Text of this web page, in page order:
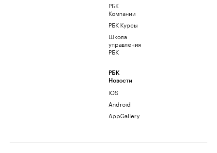
РБК
Компании
РБК Курсы
Школа
управления
РБК
РБК
Новости
iOS
Android
AppGallery